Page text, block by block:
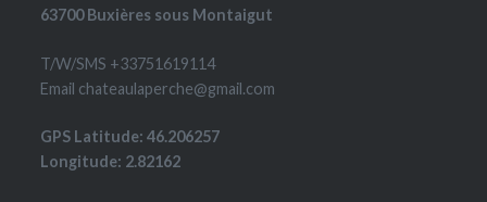
63700 Buxières sous Montaigut
T/W/SMS +33751619114
Email chateaulaperche@gmail.com
GPS Latitude: 46.206257
Longitude: 2.82162